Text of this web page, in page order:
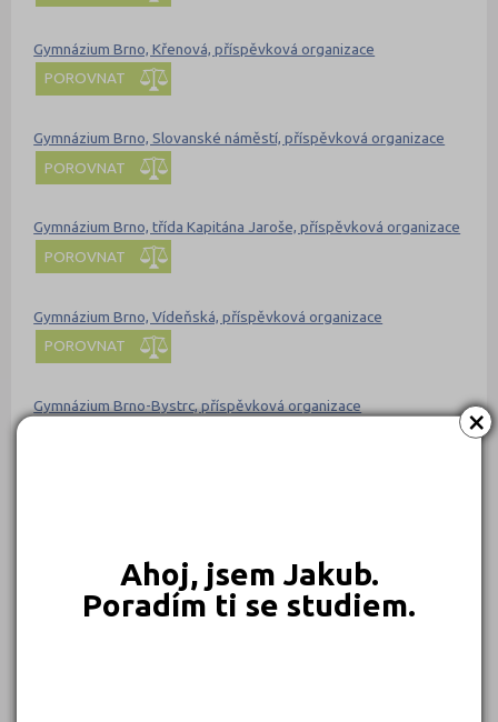
×
Ahoj, jsem Jakub.
Poradím ti se studiem.
Gymnázium Brno, Křenová, příspěvková organizace
POROVNAT
Gymnázium Brno, Slovanské náměstí, příspěvková organizace
POROVNAT
Gymnázium Brno, třída Kapitána Jaroše, příspěvková organizace
POROVNAT
Gymnázium Brno, Vídeňská, příspěvková organizace
POROVNAT
Gymnázium Brno-Bystrc, příspěvková organizace
Gymnázium Cihelní, Frýdek-Místek, příspěvková organizace
POROVNAT